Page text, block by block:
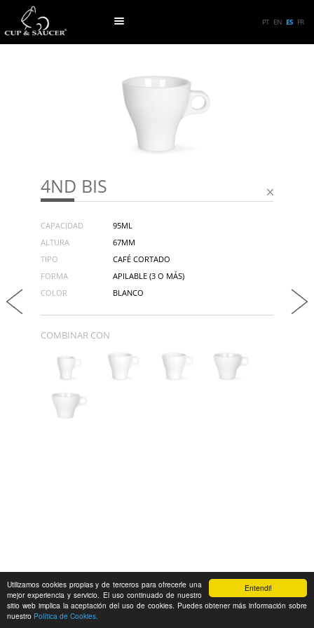
Entendi!
Utilizamos cookies propias y de terceros para ofrecerle una
mejor experiencia y servicio. El uso continuado de nuestro
sitio web implica la aceptación del uso de cookies. Puedes obtener más información sobre
nuestro Política de Cookies.
PT EN ES FR
4ND BIS
CAPACIDAD
95ML
ALTURA
67MM
TIPO
CAFÉ CORTADO
FORMA
APILABLE (3 O MÁS)
COLOR
BLANCO
COMBINAR CON